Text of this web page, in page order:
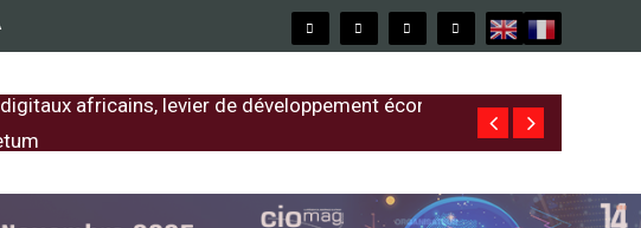
africains, levier de développement économique
Free au